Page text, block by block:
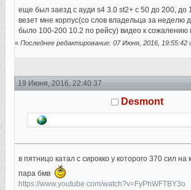
еще был заезд с ауди s4 3.0 st2+ с 50 до 200, до
везет мне корпус(со слов владельца за неделю
было 100-200 10.2 по рейсу) видео к сожалению
«Последнее редактирование: 07 Июня, 2016, 19:55:42
19 Июня, 2016, 22:40:37
Desmont
в пятницо катал с сирокко у которого 370 сил на
пара бмв
https://www.youtube.com/watch?v=FyPhWFTBY3o